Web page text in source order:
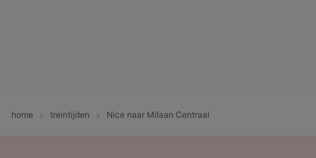
home treintijden Nice naar Milaan Centraal